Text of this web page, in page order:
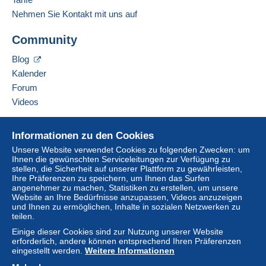
Der Käufer nutzt die von Delcampe auf der Seite
Zahlungsmethoden.
Eine Zahlung, die nicht über
integrierte Zahlungssystem erfolgt
Kauf kann Konsequenzen für das Konto des
Käufers nach sich ziehen.
Klauseln enthalten, die sich auf die Zahlung
beziehen, sind diese Klauseln als nichtig zu
betrachten. Es gelten ausschließlich die
Zahlungsbedingungen der Delcampe-Website, wie
sie in den Nutzungsbedingungen definiert sind.
Käufe müssen, nachdem der Verkäufer die
Tagenbezahlt werden.
Garantie:
Widerrufsrecht
Portugiesisch
Diesen Verkäufer zu den Favoriten hinzufügen
Diesen Verkäufer zu meiner schwarzen Liste
hinzufügen
Informationen zu den Cookies
Unsere Website verwendet Cookies zu folgenden Zwecken: um
Ihnen die gewünschten Serviceleitungen zur Verfügung zu
stellen, die Sicherheit auf unserer Plattform zu gewährleisten,
Ihre Präferenzen zu speichern, um Ihnen das Surfen
angenehmer zu machen, Statistiken zu erstellen, um unsere
Website an Ihre Bedürfnisse anzupassen, Videos anzuzeigen
und Ihnen zu ermöglichen, Inhalte in sozialen Netzwerken zu
teilen.
Einige dieser Cookies sind zur Nutzung unserer Website
erforderlich, andere können entsprechend Ihren Präferenzen
eingestellt werden. Weitere Informationen
Nehmen Sie Kontakt mit uns auf
Community
Blog
Kalender
Forum
Videos
Online-Hilfe
Auf Delcampe kaufen
Auf Delcampe verkaufen
Eine sichere Website